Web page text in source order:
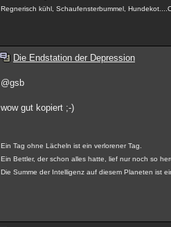
Regnerisch kühl, Schaufensterbummel,
Die Endstation der Depression
@gsb
wow gut kopiert ;-)
Ein Tag ohne Lächeln ist ein verlorener Tag.
Ein Bettler, der schon alles hatte, lief nur noch so
Die Summe der Intelligenz auf diesem Planeten ist